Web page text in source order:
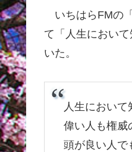
いちはらFMの
て「人生におい
いた。
人生において
偉い人も権威
頭が良い人で